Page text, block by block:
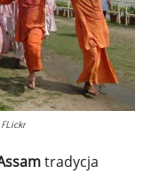
tradycja